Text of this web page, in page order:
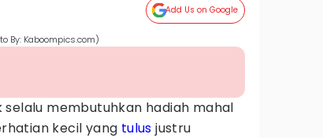
Add Us on Google
By: Kaboompics.com)
selalu membutuhkan hadiah mahal
kecil yang tulus justru